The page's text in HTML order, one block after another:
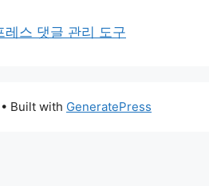
레스 댓글 관리 도구
• Built with GeneratePress